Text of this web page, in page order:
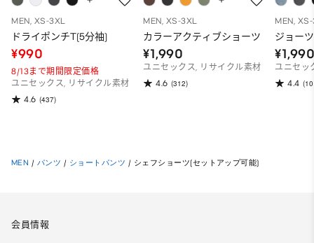
MEN, XS-3XL
ドライポンチT(5分袖)
¥990
8/13まで期間限定価格
ユニセックス, リサイクル素材
4.6 (437)
MEN, XS-3XL
カラーアクティブショーツ
¥1,990
ユニセックス, リサイクル素材
4.6 (312)
MEN,
ジョーツ
ユニセッ
4.4
MEN / パンツ / ショートパンツ / シェフショーツ(セットアップ可能)
会員情報